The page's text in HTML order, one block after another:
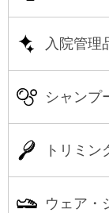
入院管理
シャンプ
トリミン
ウェア・